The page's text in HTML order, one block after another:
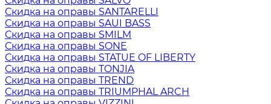
Скидка на оправы SANTARELLI
Скидка на оправы SAUI BASS
Скидка на оправы SMILM
Скидка на оправы SONE
Скидка на оправы STATUE OF LIBERTY
Скидка на оправы TONJIA
Скидка на оправы TREND
Скидка на оправы TRIUMPHAL ARCH